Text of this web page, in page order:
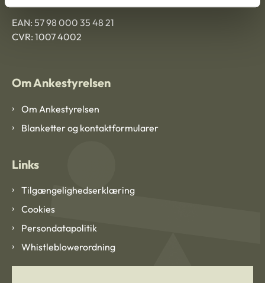
EAN: 57 98 000 35 48 21
CVR: 1007 4002
Om Ankestyrelsen
Om Ankestyrelsen
Blanketter og kontaktformularer
Links
Tilgængelighedserklæring
Cookies
Persondatapolitik
Whistleblowerordning